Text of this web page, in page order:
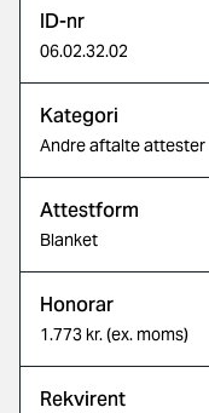
ID-nr
06.02.32.02
Kategori
Andre aftalte attester
Attestform
Blanket
Honorar
1.773 kr. (ex. moms)
Rekvirent